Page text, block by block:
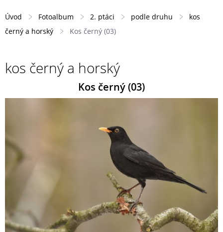
Úvod Fotoalbum 2. ptáci podle druhu
kos
černý a horský
Kos černý (03)
kos černý a horský
Kos černý (03)